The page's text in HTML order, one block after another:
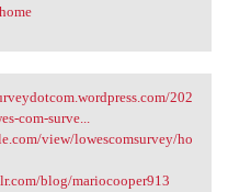
202
com-surve...
view/lowescomsurvey/ho
blog/mariocooper913